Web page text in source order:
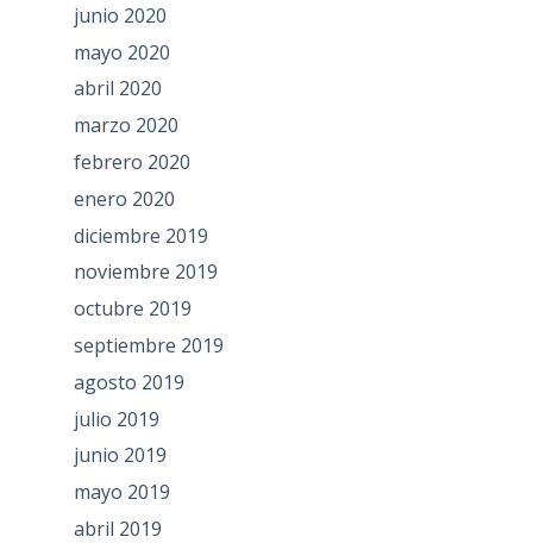
junio 2020
mayo 2020
abril 2020
marzo 2020
febrero 2020
enero 2020
diciembre 2019
noviembre 2019
octubre 2019
septiembre 2019
agosto 2019
julio 2019
junio 2019
mayo 2019
abril 2019